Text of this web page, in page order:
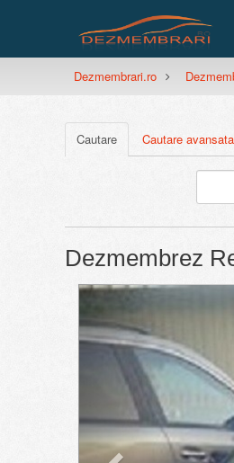
Dezmembrari.ro
Cautare Cautare avansata
Dezmembrez
Previous